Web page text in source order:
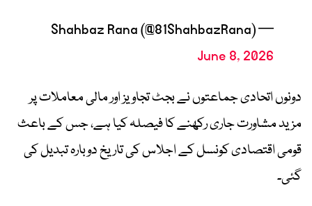
— Shahbaz Rana (@81ShahbazRana)
June 8, 2026
دونوں اتحادی جماعتوں نے بجٹ تجاویز اور مالی معاملات پر
مزید مشاورت جاری رکھنے کا فیصلہ کیا ہے، جس کے باعث
قومی اقتصادی کونسل کے اجلاس کی تاریخ دوبارہ تبدیل کی
گئی۔